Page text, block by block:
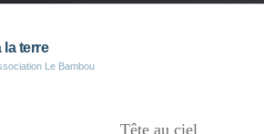
la terre
Le Bambou
Tête au ciel